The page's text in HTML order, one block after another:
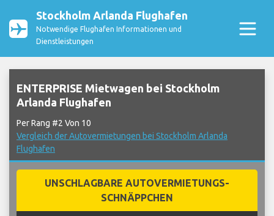
Stockholm Arlanda Flughafen
Notwendige Flughafen Informationen und
Dienstleistungen
ENTERPRISE Mietwagen bei Stockholm
Arlanda Flughafen
Per Rang #2 Von 10
Vergleich der Autovermietungen bei Stockholm Arlanda
Flughafen
UNSCHLAGBARE AUTOVERMIETUNGS-
SCHNÄPPCHEN